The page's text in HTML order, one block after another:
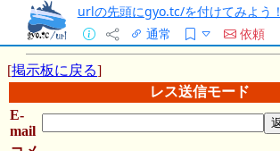
urlの先頭にgyo.tc/を付けてみよう！
通常
依頼